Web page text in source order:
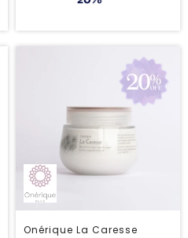
Onérique La Caresse